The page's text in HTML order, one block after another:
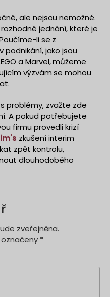
ale nejsou nemožné.
jednání, které je
li se z
jako jsou
a Marvel, můžeme
výzvám se mohou
problémy, zvažte zde
A pokud potřebujete
firmu provedli krizí
zkušení interim
zpět kontrolu,
dlouhodobého
zveřejněna.
*